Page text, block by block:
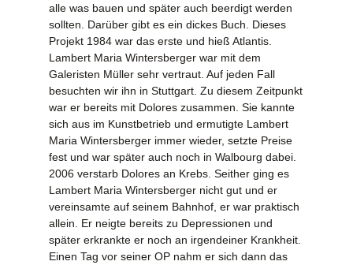
alle was bauen und später auch beerdigt werden
sollten. Darüber gibt es ein dickes Buch. Dieses
Projekt 1984 war das erste und hieß Atlantis.
Lambert Maria Wintersberger war mit dem
Galeristen Müller sehr vertraut. Auf jeden Fall
besuchten wir ihn in Stuttgart. Zu diesem Zeitpunkt
war er bereits mit Dolores zusammen. Sie kannte
sich aus im Kunstbetrieb und ermutigte Lambert
Maria Wintersberger immer wieder, setzte Preise
fest und war später auch noch in Walbourg dabei.
2006 verstarb Dolores an Krebs. Seither ging es
Lambert Maria Wintersberger nicht gut und er
vereinsamte auf seinem Bahnhof, er war praktisch
allein. Er neigte bereits zu Depressionen und
später erkrankte er noch an irgendeiner Krankheit.
Einen Tag vor seiner OP nahm er sich dann das